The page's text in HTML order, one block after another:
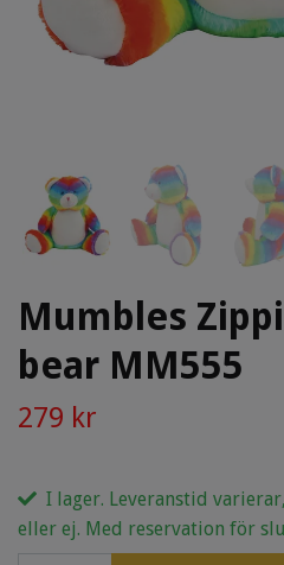
Mumbles
bear MM555
279 kr
I lager. Leveranstid
eller ej. Med reservation för